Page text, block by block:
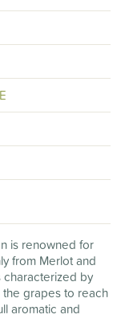
is renowned for
from Merlot and
characterized by
grapes to reach
aromatic and